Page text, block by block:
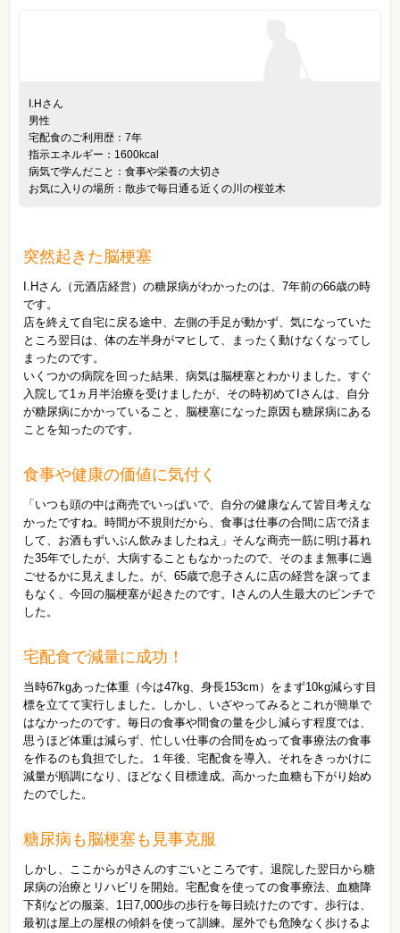
I.Hさん
男性
宅配食のご利用歴：7年
指示エネルギー：1600kcal
病気で学んだこと：食事や栄養の大切さ
お気に入りの場所：散歩で毎日通る近くの川の桜並木
突然起きた脳梗塞
I.Hさん（元酒店経営）の糖尿病がわかったのは、7年前の66歳の時
です。
店を終えて自宅に戻る途中、左側の手足が動かず、気になっていた
ところ翌日は、体の左半身がマヒして、まったく動けなくなってし
まったのです。
いくつかの病院を回った結果、病気は脳梗塞とわかりました。すぐ
入院して1ヵ月半治療を受けましたが、その時初めてIさんは、自分
が糖尿病にかかっていること、脳梗塞になった原因も糖尿病にある
ことを知ったのです。
食事や健康の価値に気付く
「いつも頭の中は商売でいっぱいで、自分の健康なんて皆目考えな
かったですね。時間が不規則だから、食事は仕事の合間に店で済ま
して、お酒もずいぶん飲みましたねえ」そんな商売一筋に明け暮れ
た35年でしたが、大病することもなかったので、そのまま無事に過
ごせるかに見えました。が、65歳で息子さんに店の経営を譲ってま
もなく、今回の脳梗塞が起きたのです。Iさんの人生最大のピンチで
した。
宅配食で減量に成功！
当時67kgあった体重（今は47kg、身長153cm）をまず10kg減らす目
標を立てて実行しました。しかし、いざやってみるとこれが簡単で
はなかったのです。毎日の食事や間食の量を少し減らす程度では、
思うほど体重は減らず、忙しい仕事の合間をぬって食事療法の食事
を作るのも負担でした。１年後、宅配食を導入。それをきっかけに
減量が順調になり、ほどなく目標達成。高かった血糖も下がり始め
たのでした。
糖尿病も脳梗塞も見事克服
しかし、ここからがIさんのすごいところです。退院した翌日から糖
尿病の治療とリハビリを開始。宅配食を使っての食事療法、血糖降
下剤などの服薬、1日7,000歩の歩行を毎日続けたのです。歩行は、
最初は屋上の屋根の傾斜を使って訓練。屋外でも危険なく歩けるよ